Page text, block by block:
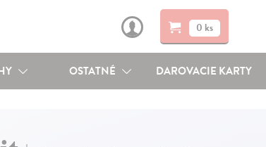
0 ks
OSTATNÉ DAROVACIE KARTY